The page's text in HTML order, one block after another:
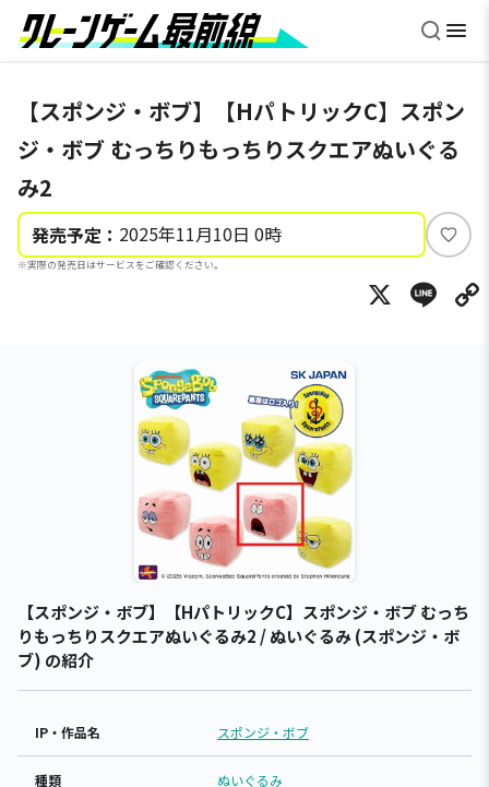
【スポンジ・ボブ】【HパトリックC】スポン
ジ・ボブ むっちりもっちりスクエアぬいぐる
み2
発売予定： 2025年11月10日 0時
※実際の発売日はサービスをご確認ください。
い
ね
X
【スポンジ・ボブ】【HパトリックC】スポンジ・ボブ むっち
りもっちりスクエアぬいぐるみ2 / ぬいぐるみ (スポンジ・ボ
ブ) の紹介
IP・作品名 スポンジ・ボブ
種類 ぬいぐるみ